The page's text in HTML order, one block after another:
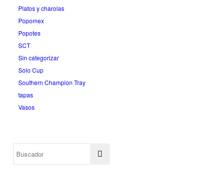
Platos y charolas
Popomex
Popotes
SCT
Sin categorizar
Solo Cup
Southern Champion Tray
tapas
Vasos